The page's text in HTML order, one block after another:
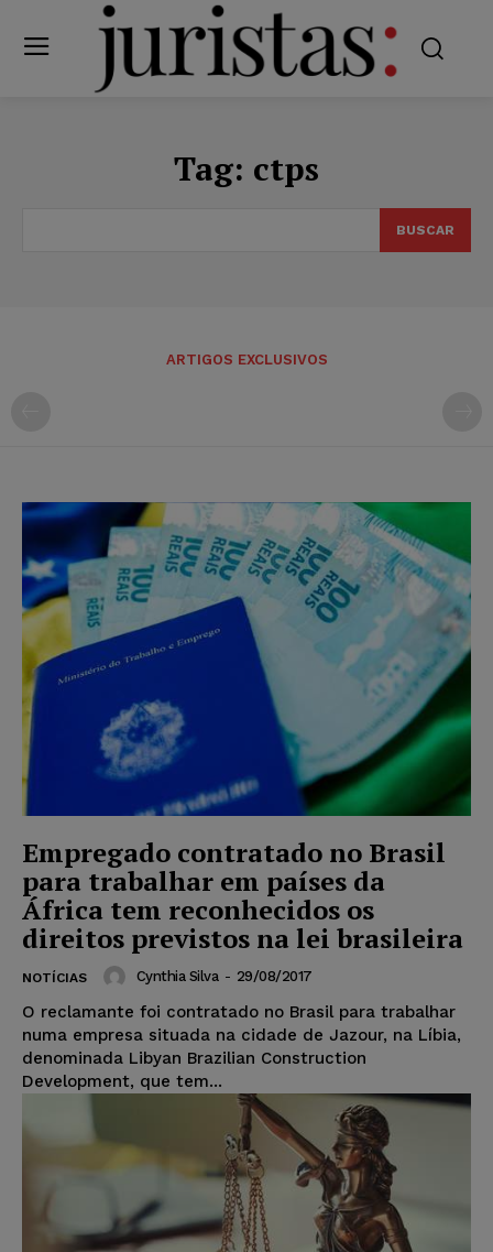
Tag: ctps
BUSCAR
ARTIGOS EXCLUSIVOS
Empregado contratado no Brasil
para trabalhar em países da
África tem reconhecidos os
direitos previstos na lei brasileira
NOTÍCIAS Cynthia Silva - 29/08/2017
O reclamante foi contratado no Brasil para trabalhar
numa empresa situada na cidade de Jazour, na Líbia,
denominada Libyan Brazilian Construction
Development, que tem...